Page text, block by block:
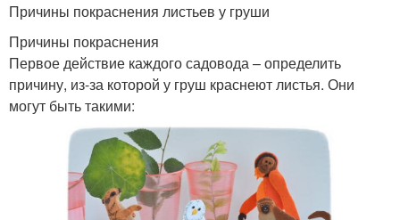
Причины покраснения листьев у груши
Причины покраснения
Первое действие каждого садовода – определить
причину, из-за которой у груш краснеют листья. Они
могут быть такими: